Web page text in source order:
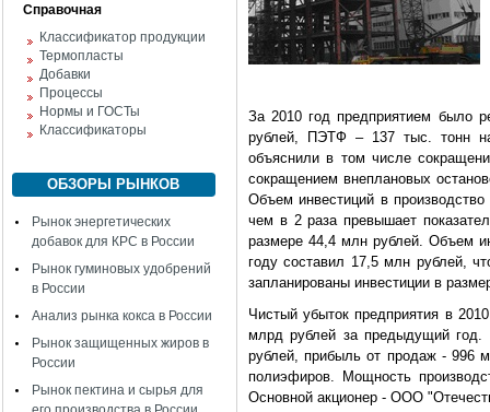
Справочная
Классификатор продукции
Термопласты
Добавки
Процессы
Нормы и ГОСТы
Классификаторы
ОБЗОРЫ РЫНКОВ
Рынок энергетических
добавок для КРС в России
Рынок гуминовых удобрений
в России
Анализ рынка кокса в России
Рынок защищенных жиров в
России
Рынок пектина и сырья для
За 2010 год предприятием было
рублей, ПЭТФ – 137 тыс. тонн
объяснили в том числе
сокращением внеплановых
Объем инвестиций в
чем в 2 раза превышает
размере 44,4 млн рублей. Объем
году составил 17,5 млн рублей,
запланированы инвестиции в
Чистый убыток предприятия в
млрд рублей за предыдущий год.
рублей, прибыль от продаж - 996
полиэфиров. Мощность
Основной акционер - ООО